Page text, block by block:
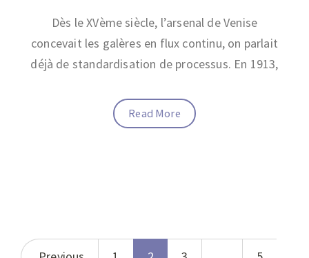
Dès le XVème siècle, l’arsenal de Venise
concevait les galères en flux continu, on parlait
déjà de standardisation de processus. En 1913,
Read More